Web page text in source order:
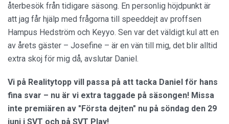
återbesök från tidigare säsong. En personlig höjdpunkt är
att jag får hjälp med frågorna till speeddejt av proffsen
Hampus Hedström och Keyyo. Sen var det väldigt kul att en
av årets gäster – Josefine – är en vän till mig, det blir alltid
extra skoj för mig då, avslutar Daniel.
Vi på Realitytopp vill passa på att tacka Daniel för hans
fina svar – nu är vi extra taggade på säsongen! Missa
inte premiären av "Första dejten" nu på söndag den 29
juni i SVT och på SVT Play!